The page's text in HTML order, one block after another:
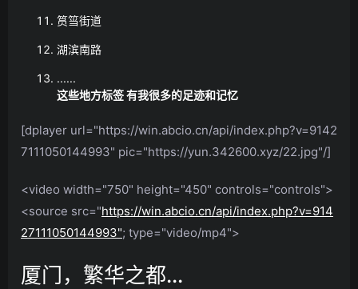
筼筜街道
湖滨南路
......
这些地方标签 有我很多的足迹和记忆
[dplayer url="https://win.abcio.cn/api/index.php?v=9142
7111050144993" pic="https://yun.342600.xyz/22.jpg"/]
<video width="750" height="450" controls="controls">
<source src="https://win.abcio.cn/api/index.php?v=914
27111050144993"; type="video/mp4">
厦门，繁华之都...